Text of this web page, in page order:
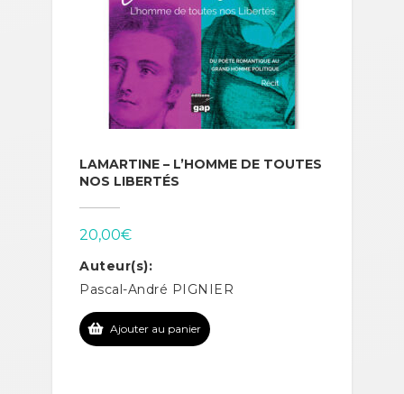
LAMARTINE – L’HOMME DE TOUTES
NOS LIBERTÉS
20,00€
Auteur(s):
Pascal-André PIGNIER
Ajouter au panier